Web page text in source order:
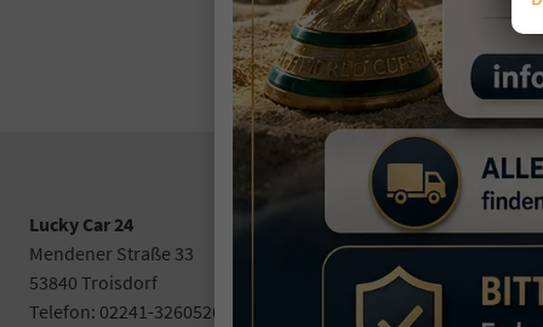
Lucky Car 24
Mendener Straße 33
53840 Troisdorf
Telefon: 02241-3260526